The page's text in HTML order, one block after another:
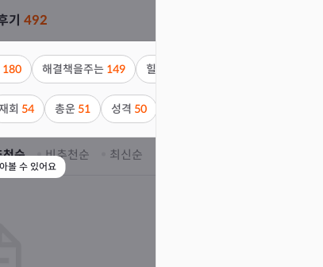
기 492
180 해결책을주는 149 힐링되는
회 54 총운 51 성격 50
볼 수 있어요
천순 비추천순 최신순